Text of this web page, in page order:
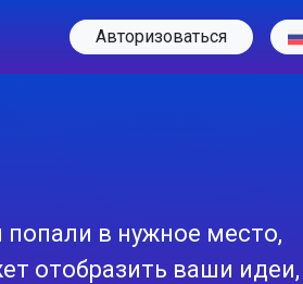
Авторизоваться
в нужное место,
отобразить ваши идеи,